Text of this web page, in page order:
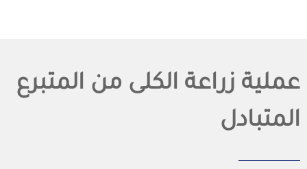
عملية زراعة الكلى من المتبرع
المتبادل